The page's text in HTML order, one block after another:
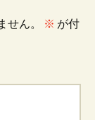
ん。 ※ が付